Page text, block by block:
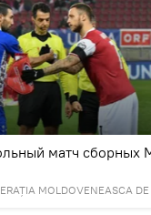
MOLDOVENEASCA DE
матч сборных